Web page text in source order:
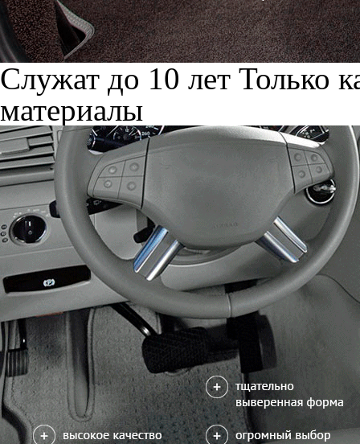
Служат до 10 лет Только
материалы